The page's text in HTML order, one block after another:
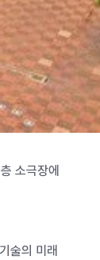
소극장에
술의 미래